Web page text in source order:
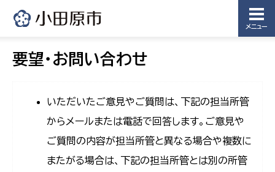
メニュー
要望・お問い合わせ
いただいたご意見やご質問は、下記の担当所管
からメールまたは電話で回答します。ご意見や
ご質問の内容が担当所管と異なる場合や複数に
またがる場合は、下記の担当所管とは別の所管